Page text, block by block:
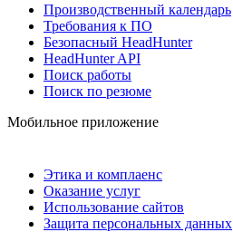
Производственный календарь
Требования к ПО
Безопасный HeadHunter
HeadHunter API
Поиск работы
Поиск по резюме
Мобильное приложение
Этика и комплаенс
Оказание услуг
Использование сайтов
Защита персональных данных